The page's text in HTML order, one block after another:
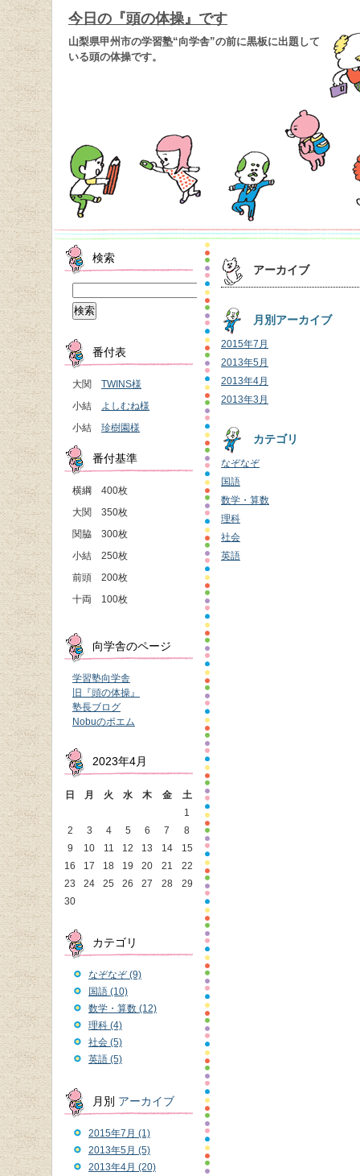
今日の『頭の体操』です
山梨県甲州市の学習塾“向学舎”の前に黒板に出題して
いる頭の体操です。
アーカイブ
月別アーカイブ
2015年7月
2013年5月
2013年4月
2013年3月
カテゴリ
なぞなぞ
国語
数学・算数
理科
社会
英語
検索
番付表
大関 TWINS様
小結 よしむね様
小結 珍樹園様
番付基準
横綱 400枚
大関 350枚
関脇 300枚
小結 250枚
前頭 200枚
十両 100枚
向学舎のページ
学習塾向学舎
旧『頭の体操』
塾長ブログ
Nobuのポエム
2023年4月
日 月 火 水 木 金
土
1
2
3 4 5 6 7
8
9
10 11 12 13 14
15
16
17 18 19 20 21
22
23
24 25 26 27 28
29
30
カテゴリ
なぞなぞ (9)
国語 (10)
数学・算数 (12)
理科 (4)
社会 (5)
英語 (5)
月別 アーカイブ
2015年7月 (1)
2013年5月 (5)
2013年4月 (20)